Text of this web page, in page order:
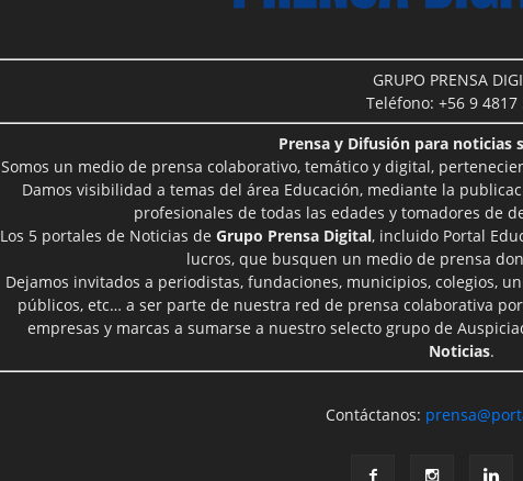
GRUPO PRENSA
Teléfono: +56 9 4817
Prensa y Difusión para noticias
Somos un medio de prensa colaborativo, temático y digital,
Damos visibilidad a temas del área Educación, mediante la
profesionales de todas las edades y tomadores de
Los 5 portales de Noticias de Grupo Prensa Digital, incluido Portal
lucros, que busquen un medio de prensa
Dejamos invitados a periodistas, fundaciones, municipios, colegios,
públicos, etc… a ser parte de nuestra red de prensa colaborativa
empresas y marcas a sumarse a nuestro selecto grupo de
Noticias.
Contáctanos: